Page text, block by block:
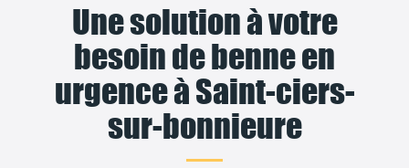
Une solution à votre
besoin de benne en
urgence à Saint-ciers-
sur-bonnieure